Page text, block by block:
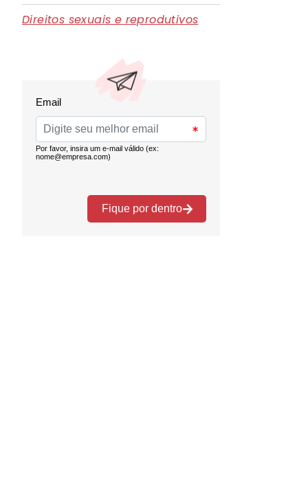
Direitos sexuais e reprodutivos